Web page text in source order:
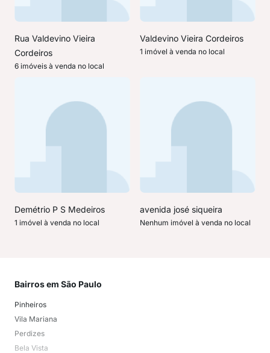
Rua Valdevino Vieira
Cordeiros
6 imóveis à venda no local
Valdevino Vieira Cordeiros
1 imóvel à venda no local
Demétrio P S Medeiros
1 imóvel à venda no local
avenida josé siqueira
Nenhum imóvel à venda no local
Bairros em São Paulo
Pinheiros
Vila Mariana
Perdizes
Bela Vista